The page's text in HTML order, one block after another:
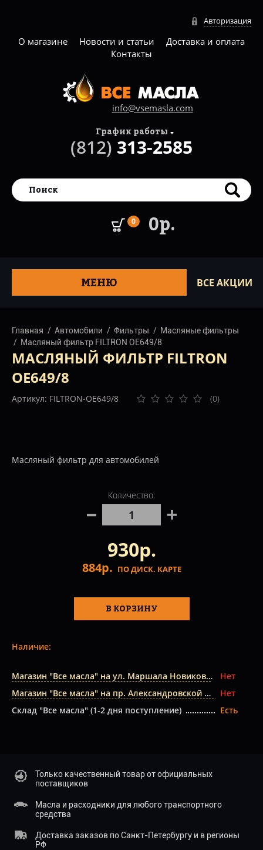
Авторизация
О магазине Новости и статьи
Доставка и оплата
Контакты
info@vsemasla.com
0 0р.
График работы
(812) 313-2585
МЕНЮ ВСЕ АКЦИИ
Главная Автомобили Фильтры
Масляные фильтры
Масляный фильтр FILTRON OE649/8
МАСЛЯНЫЙ ФИЛЬТР FILTRON
OE649/8
Артикул: FILTRON-OE649/8 (0)
Масляный фильтр для автомобилей
Количество:
930р.
884р. ПО ДИСК. КАРТЕ
В КОРЗИНУ
Наличие:
Магазин "Все масла" на ул. Маршала Новикова
Нет
Магазин "Все масла" на пр. Александровской Фермы
Нет
Склад "Все масла" (1-2 дня поступление)
Есть
Только качественный товар от официальных
поставщиков
Масла и расходники для любого транспортного
средства
Доставка заказов по Санкт-Петербургу и в регионы
РФ